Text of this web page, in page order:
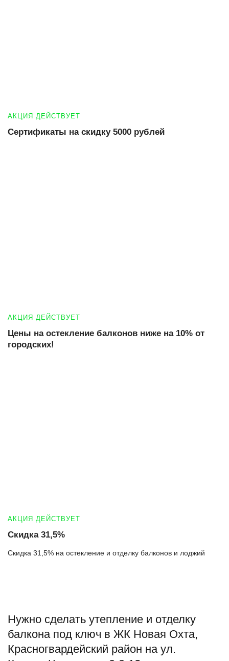
АКЦИЯ ДЕЙСТВУЕТ
Сертификаты на скидку 5000 рублей
АКЦИЯ ДЕЙСТВУЕТ
Цены на остекление балконов ниже на 10% от
городских!
АКЦИЯ ДЕЙСТВУЕТ
Скидка 31,5%
Скидка 31,5% на остекление и отделку балконов и лоджий
Нужно сделать утепление и отделку
балкона под ключ в ЖК Новая Охта,
Красногвардейский район на ул.